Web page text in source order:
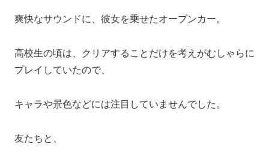
爽快なサウンドに、彼女を乗せたオープンカー。
高校生の頃は、クリアすることだけを考えがむしゃらに
プレイしていたので、
キャラや景色などには注目していませんでした。
友たちと、